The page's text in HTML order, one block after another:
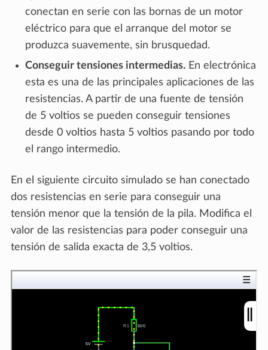
conectan en serie con las bornas de un motor
eléctrico para que el arranque del motor se
produzca suavemente, sin brusquedad.
Conseguir tensiones intermedias. En electrónica
esta es una de las principales aplicaciones de las
resistencias. A partir de una fuente de tensión
de 5 voltios se pueden conseguir tensiones
desde 0 voltios hasta 5 voltios pasando por todo
el rango intermedio.
En el siguiente circuito simulado se han conectado
dos resistencias en serie para conseguir una
tensión menor que la tensión de la pila. Modifica el
valor de las resistencias para poder conseguir una
tensión de salida exacta de 3,5 voltios.